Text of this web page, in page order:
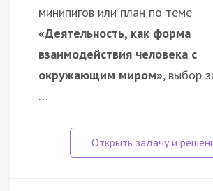
минипигов или план по теме
«Деятельность, как форма
взаимодействия человека с
окружающим миром», выбор
…